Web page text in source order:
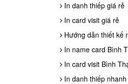
In danh thiếp giá rẻ
In card visit giá rẻ
Hướng dẫn thiết kế
In name card Bình
In card visit Bình
In danh thiếp nhanh